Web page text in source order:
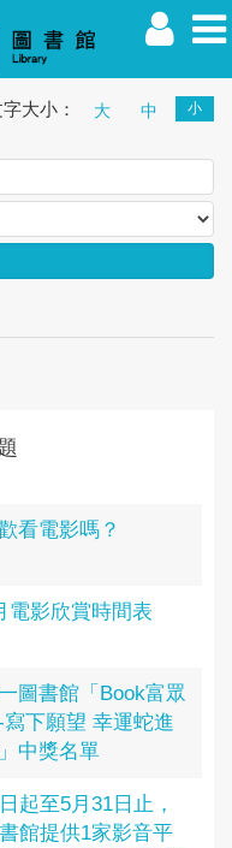
其他 訪客
大小： 大 中 小
看電影嗎？
電影欣賞時間表
圖書館「Book富眾
寫下願望 幸運蛇進
中獎名單
起至5月31日止，
館提供1家影音平